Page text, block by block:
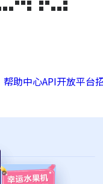
帮助中心API开放平台